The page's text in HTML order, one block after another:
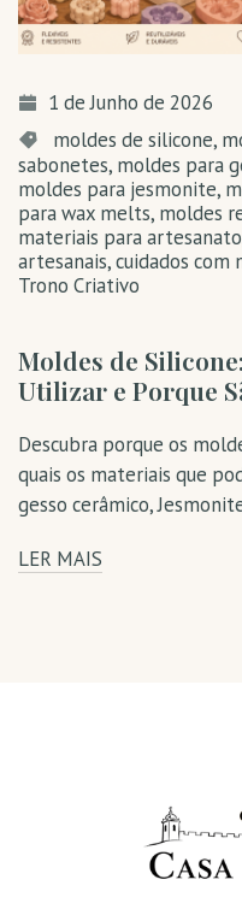
1 de Junho de 2026
moldes de silicone,
sabonetes, moldes para
moldes para jesmonite,
para wax melts, moldes
materiais para artesanato
artesanais,cuidados com
Trono Criativo
Moldes de
Utilizar e Porque
Descubra porque os
quais os materiais que
gesso cerâmico,
LER MAIS